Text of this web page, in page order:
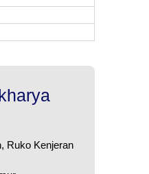
Ruko Kenjeran